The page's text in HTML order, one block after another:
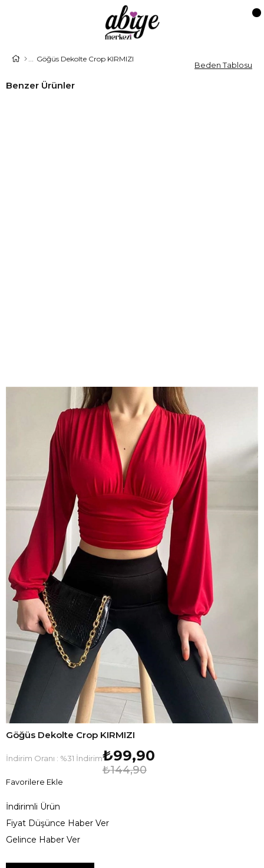
Göğüs Dekolte Crop KIRMIZI
Benzer Ürünler
Göğüs Dekolte Crop KIRMIZI
İndirim Oranı : %31 İndirim
₺144,90
₺99,90
Favorilere Ekle
İndirimli Ürün
Fiyat Düşünce Haber Ver
Gelince Haber Ver
Beden Tablosu